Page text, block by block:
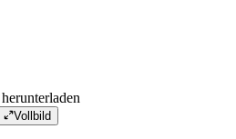
Vollbild